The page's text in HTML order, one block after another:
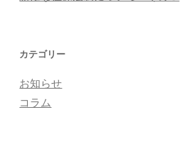
カテゴリー
お知らせ
コラム